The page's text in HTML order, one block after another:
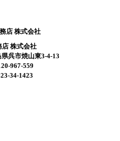
店 株式会社
呉市焼山東3-4-13
967-559
34-1423